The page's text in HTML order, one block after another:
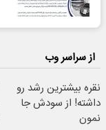
از سراسر وب
نقره بیشترین رشد رو
داشته! از سودش جا
نمون